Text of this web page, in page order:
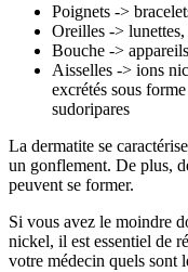
Poignets ->
Oreilles ->
Bouche ->
Aisselles -> ions
excrétés sous
sudoripares
La dermatite se
un gonflement. De plus,
peuvent se former.
Si vous avez le moindre
nickel, il est essentiel de
votre médecin quels sont